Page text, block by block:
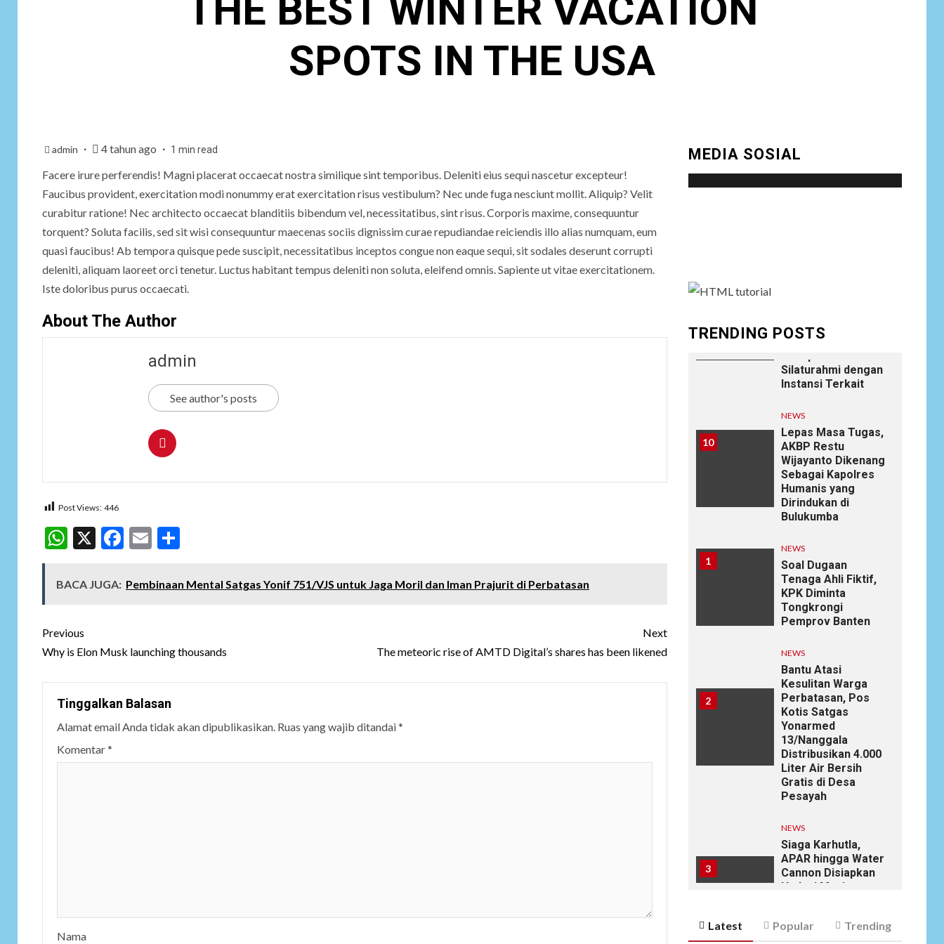
THE BEST WINTER VACATION
SPOTS IN THE USA
admin 4 tahun ago 1 min read
Facere irure perferendis! Magni placerat occaecat nostra similique sint temporibus. Deleniti eius sequi nascetur excepteur!
Faucibus provident, exercitation modi nonummy erat exercitation risus vestibulum? Nec unde fuga nesciunt mollit. Aliquip? Velit
curabitur ratione! Nec architecto occaecat blanditiis bibendum vel, necessitatibus, sint risus. Corporis maxime, consequuntur
torquent? Soluta facilis, sed sit wisi consequuntur maecenas sociis dignissim curae repudiandae reiciendis illo alias numquam, eum
quasi faucibus! Ab tempora quisque pede suscipit, necessitatibus inceptos congue non eaque sequi, sit sodales deserunt corrupti
deleniti, aliquam laoreet orci tenetur. Luctus habitant tempus deleniti non soluta, eleifend omnis. Sapiente ut vitae exercitationem.
Iste doloribus purus occaecati.
About The Author
admin
See author's posts
Post Views: 446
WhatsApp
X Facebook
Email
BACA JUGA: Pembinaan Mental Satgas Yonif 751/VJS untuk Jaga Moril dan Iman Prajurit di Perbatasan
Post
navigation
Previous
Why is Elon Musk launching thousands
Next
The meteoric rise of AMTD Digital’s shares has been likened
Tinggalkan Balasan
Alamat email Anda tidak akan dipublikasikan. Ruas yang wajib ditandai*
Komentar*
Nama
MEDIA SOSIAL
TRENDING POSTS
Hukum, Ungkap
9
Laksanakan
Anjangsana Untuk
Silaturahmi dengan
Instansi Terkait
10
NEWS
Lepas Masa Tugas,
AKBP Restu
Wijayanto Dikenang
Sebagai Kapolres
Humanis yang
Dirindukan di
Bulukumba
1
NEWS
Soal Dugaan
Tenaga Ahli Fiktif,
KPK Diminta
Tongkrongi
Pemprov Banten
2
NEWS
Bantu Atasi
Kesulitan Warga
Perbatasan, Pos
Kotis Satgas
Yonarmed
13/Nanggala
Distribusikan 4.000
Liter Air Bersih
Gratis di Desa
Pesayah
3
NEWS
Siaga Karhutla,
APAR hingga Water
Cannon Disiapkan
Hadapi Musim
Bakar Lahan
Latest Popular Trending